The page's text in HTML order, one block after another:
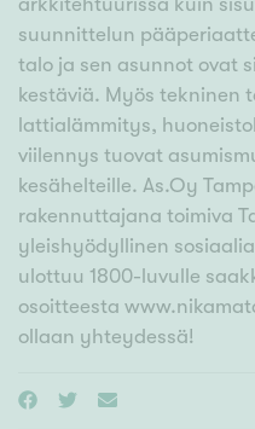
arkkitehtuurissa kuin
suunnittelun
talo ja sen asunnot ovat
kestäviä. Myös tekninen
lattialämmitys,
viilennys tuovat
kesähelteille. As.Oy
rakennuttajana toimiva
yleishyödyllinen
ulottuu 1800-luvulle
osoitteesta
ollaan yhteydessä!